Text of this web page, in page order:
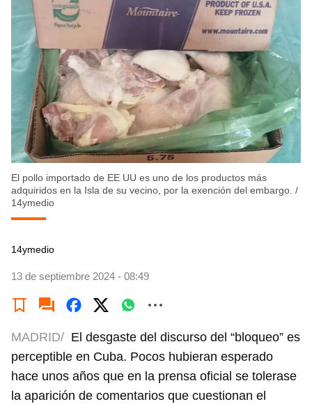
El pollo importado de EE UU es uno de los productos más
adquiridos en la Isla de su vecino, por la exención del embargo. /
14ymedio
14ymedio
13 de septiembre 2024 - 08:49
MADRID/ El desgaste del discurso del “bloqueo” es
perceptible en Cuba. Pocos hubieran esperado
hace unos años que en la prensa oficial se tolerase
la aparición de comentarios que cuestionan el